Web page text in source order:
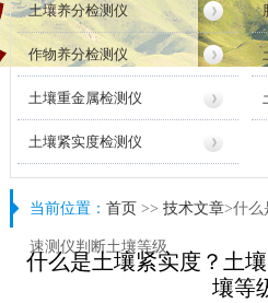
土壤养分检测仪
作物养分检测仪
土壤重金属检测仪
土壤紧实度检测仪
当前位置： 首页 >> 技术文章>什么
速测仪判断土壤等级
什么是土壤紧实度？土
壤等